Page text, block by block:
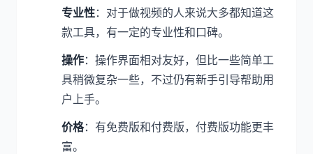
专业性：对于做视频的人来说大多都知道这
款工具，有一定的专业性和口碑。
操作：操作界面相对友好，但比一些简单工
具稍微复杂一些，不过仍有新手引导帮助用
户上手。
价格：有免费版和付费版，付费版功能更丰
富。